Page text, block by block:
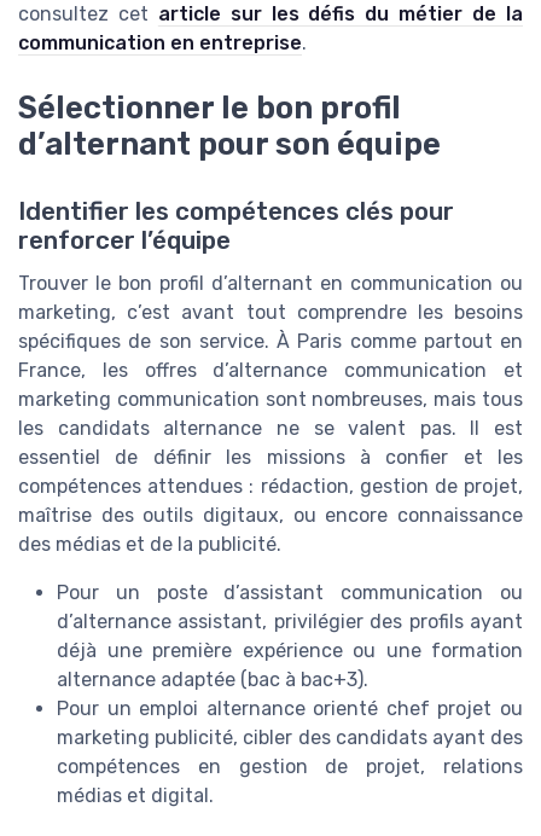
consultez cet article sur les défis du métier de la
communication en entreprise.
Sélectionner le bon profil
d’alternant pour son équipe
Identifier les compétences clés pour
renforcer l’équipe
Trouver le bon profil d’alternant en communication ou
marketing, c’est avant tout comprendre les besoins
spécifiques de son service. À Paris comme partout en
France, les offres d’alternance communication et
marketing communication sont nombreuses, mais tous
les candidats alternance ne se valent pas. Il est
essentiel de définir les missions à confier et les
compétences attendues : rédaction, gestion de projet,
maîtrise des outils digitaux, ou encore connaissance
des médias et de la publicité.
Pour un poste d’assistant communication ou
d’alternance assistant, privilégier des profils ayant
déjà une première expérience ou une formation
alternance adaptée (bac à bac+3).
Pour un emploi alternance orienté chef projet ou
marketing publicité, cibler des candidats ayant des
compétences en gestion de projet, relations
médias et digital.